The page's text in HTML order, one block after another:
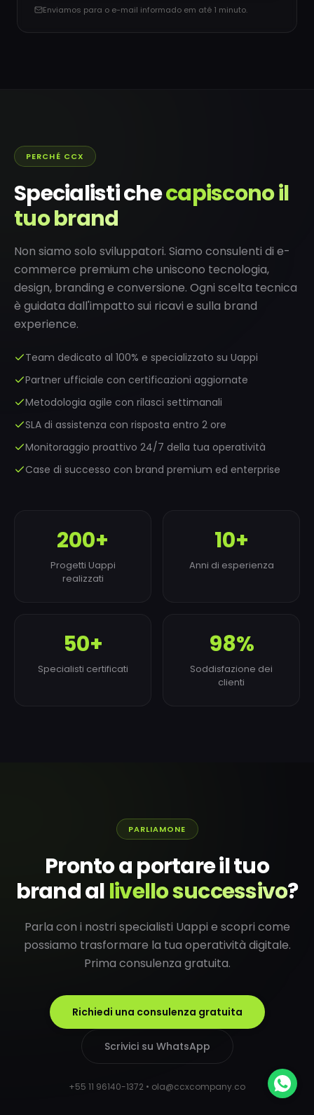
Enviamos para o e-mail informado em até 1 minuto.
PERCHÉ CCX
Specialisti checapiscono il
tuo brand
Non siamo solo sviluppatori. Siamo consulenti di e-
commerce premium che uniscono tecnologia,
design, branding e conversione. Ogni scelta tecnica
è guidata dall'impatto sui ricavi e sulla brand
experience.
Team dedicato al 100% e specializzato su Uappi
Partner ufficiale con certificazioni aggiornate
Metodologia agile con rilasci settimanali
SLA di assistenza con risposta entro 2 ore
Monitoraggio proattivo 24/7 della tua operatività
Case di successo con brand premium ed enterprise
200+
Progetti Uappi
realizzati
10+
Anni di esperienza
50+
Specialisti certificati
98%
Soddisfazione dei
clienti
PARLIAMONE
Pronto a portare il tuo
brand allivello successivo?
Parla con i nostri specialisti Uappi e scopri come
possiamo trasformare la tua operatività digitale.
Prima consulenza gratuita.
Richiedi una consulenza gratuita
Scrivici su WhatsApp
+55 11 96140-1372 • ola@ccxcompany.co